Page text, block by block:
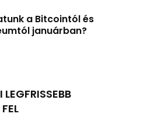
a Bitcointól és
januárban?